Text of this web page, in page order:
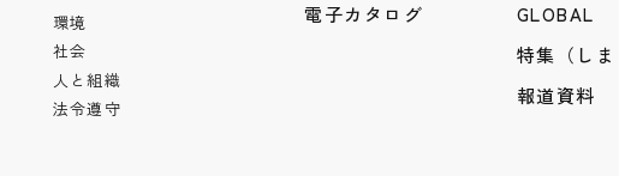
環境
社会
人と組織
法令遵守
電子カタログ
GLOBAL
特集（し
報道資料